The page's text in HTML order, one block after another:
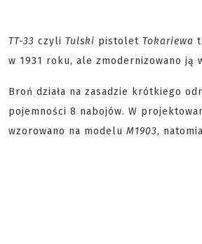
TT-33 czyli Tulski pistolet Tokariewa
w 1931 roku, ale zmodernizowano
Broń działa na zasadzie krótkiego
pojemności 8 nabojów. W
wzorowano na modelu M1903,